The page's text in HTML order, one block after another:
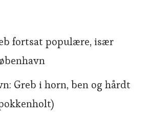
fortsat populære, især
Greb i horn, ben og hårdt